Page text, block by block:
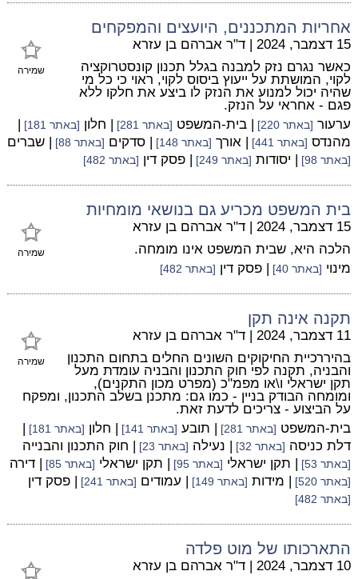
אחריות המתכננים, היועצים והמפקחים
שמירה
15 דצמבר, 2024 | ד"ר אברהם בן עזרא
כאשר נגרם נזק למבנה בגלל תכנון קונסטרוקציה
לקוי, המושתת על ייעוץ ביסוס לקוי, ראוי כי כל מי
שהיה יכול למנוע את הנזק לו ביצע את חלקו ללא
פגם - אחראי על הנזק.
ערעור [באתר 220] | בית-המשפט [באתר 281] | חלון [באתר 181]
|
מהנדס [באתר 441] | אורך [באתר 148] | סדקים [באתר 88] | שברים
[באתר 98] | יסודות [באתר 249] | פסק דין [באתר 482]
בית המשפט מכריע גם בנושאי מומחיות
שמירה
15 דצמבר, 2024 | ד"ר אברהם בן עזרא
הלכה היא, שבית המשפט אינו מומחה.
מינוי [באתר 40] | פסק דין [באתר 482]
תקנה אינה תקן
שמירה
11 דצמבר, 2024 | ד"ר אברהם בן עזרא
בהיררכיית החיקוקים השונים החלים בתחום התכנון
והבניה, תקנה לפי חוק התכנון והבניה עומדת מעל
תקן ישראלי ו\או מפמ"כ (מפרט מכון התקנים),
ומומחה הבודק בניין - כמו גם: מתכנן בשלב התכנון, ומפקח
על הביצוע - צריכים לדעת זאת.
בית-המשפט [באתר 281] | תובע [באתר 141] | חלון [באתר 181]
|
דלת כניסה [באתר 32] | נעילה [באתר 23] | חוק התכנון והבנייה
[באתר 53] | תקן ישראלי [באתר 95] | תקן ישראלי [באתר 85] | דירה
[באתר 520] | מידות [באתר 149] | עמודים [באתר 241] | פסק דין
[באתר 482]
התארכותו של מוט פלדה
10 דצמבר, 2024 | ד"ר אברהם בן עזרא